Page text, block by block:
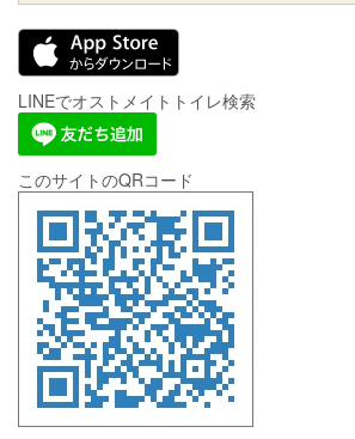
LINEでオストメイトトイレ検索
このサイトのQRコード